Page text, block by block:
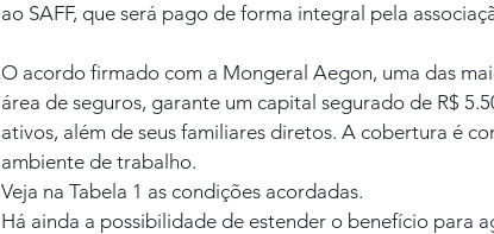
ao SAFF, que será pago de forma integral pela
O acordo firmado com a Mongeral Aegon, uma das
área de seguros, garante um capital segurado de R$
ativos, além de seus familiares diretos. A cobertura é
ambiente de trabalho.
Veja na Tabela 1 as condições acordadas.
Há ainda a possibilidade de estender o benefício para